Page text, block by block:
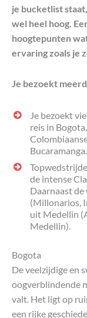
je bucketlist
wel heel hoog.
hoogtepunten
ervaring zoals je
Je bezoekt
Je bezoekt
reis in
Bucaramanga.
de intense
Daarnaast
(Millonarios,
uit Medellin
Medellin).
Bogota
De veelzijdige en
oogverblindende
valt. Het ligt op
een rijke